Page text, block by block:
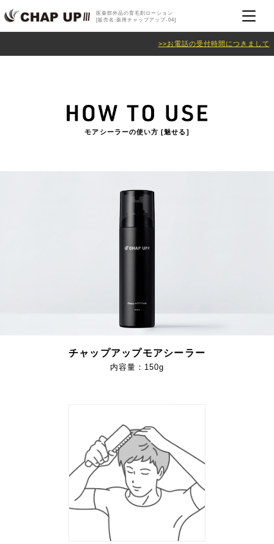
医薬部外品の育毛剤ローション
[販売名:薬用チャップアップ-04]
>>お電話の受付時間につきまして
モアシーラーの使い方 [魅せる]
チャップアップモアシーラー
内容量：150g